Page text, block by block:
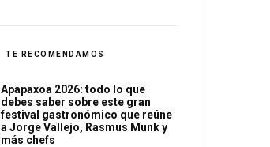
TE RECOMENDAMOS
Apapaxoa 2026: todo lo que
debes saber sobre este gran
festival gastronómico que reúne
a Jorge Vallejo, Rasmus Munk y
más chefs